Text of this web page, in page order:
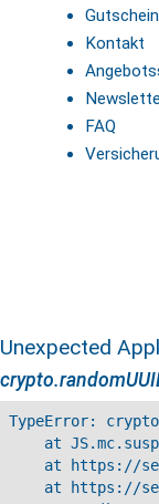
Kontakt
FAQ
Unexpected
TypeError:
at
at https://
at https://